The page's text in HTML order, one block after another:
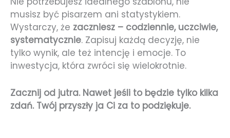
musisz być pisarzem ani statystykiem.
Wystarczy, że zaczniesz – codziennie, uczciwie,
systematycznie. Zapisuj każdą decyzję, nie
tylko wynik, ale też intencję i emocje. To
inwestycja, która zwróci się wielokrotnie.
Zacznij od jutra. Nawet jeśli to będzie tylko kilka
zdań. Twój przyszły ja Ci za to podziękuje.